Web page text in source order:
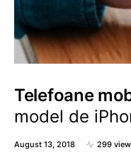
Telefoane
model de
August 13, 2018 299